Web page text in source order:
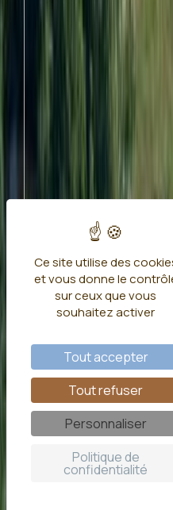
Ce site utilise des
et vous donne le
sur ceux que vous
souhaitez activer
Tout accepter
Tout refuser
Personnaliser
Politique de
confidentialité